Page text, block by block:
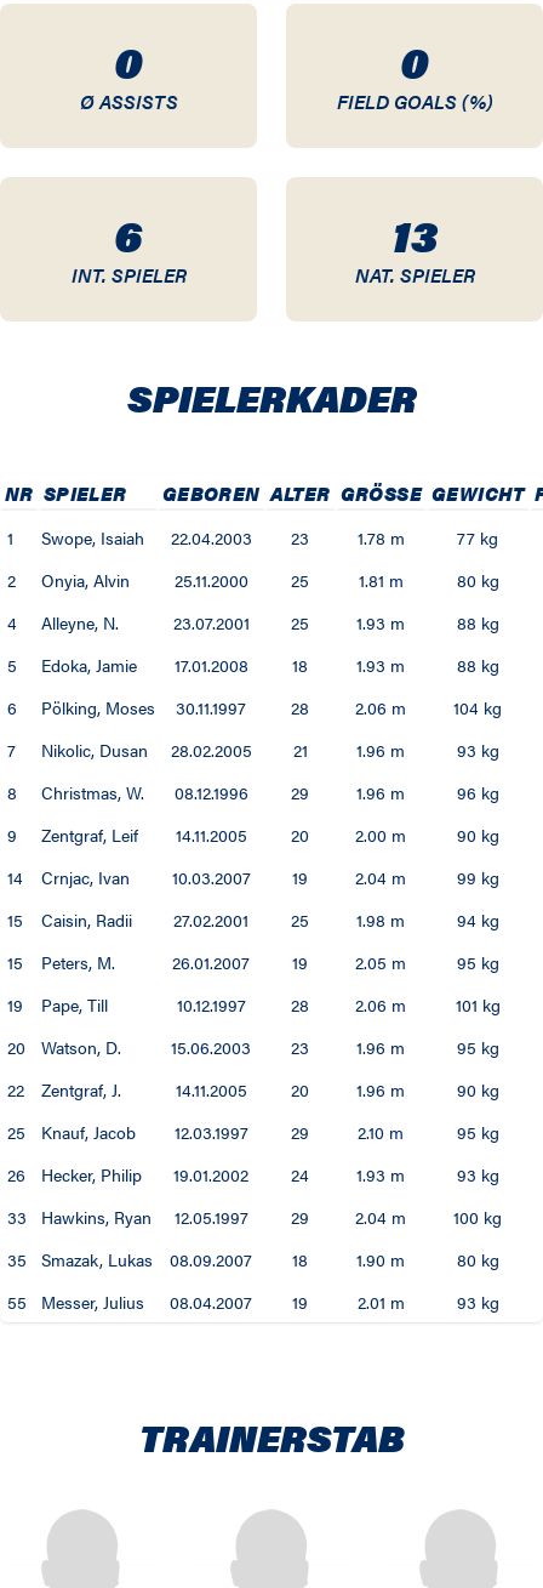
08 / 09
05 / 06
01 / 02
00 / 01
0
Ø ASSISTS
0
FIELD GOALS (%)
6
INT. SPIELER
13
NAT. SPIELER
SPIELER­KADER
NR SPIELER GEBOREN ALTER GRÖSSE GEWICHT
1 Swope, Isaiah 22.04.2003 23 1.78 m
77 kg
2
Onyia, Alvin 25.11.2000 25 1.81 m
80 kg
4
Alleyne, N. 23.07.2001 25 1.93 m
88 kg
5
Edoka, Jamie 17.01.2008 18 1.93 m
88 kg
6
Pölking, Moses 30.11.1997 28 2.06 m
104 kg
7
Nikolic, Dusan 28.02.2005 21 1.96 m
93 kg
8
Christmas, W. 08.12.1996 29 1.96 m
96 kg
9
Zentgraf, Leif 14.11.2005 20 2.00 m
90 kg
14
Crnjac, Ivan 10.03.2007 19 2.04 m
99 kg
15
Caisin, Radii 27.02.2001 25 1.98 m
94 kg
15
Peters, M. 26.01.2007 19 2.05 m
95 kg
19
Pape, Till 10.12.1997 28 2.06 m
101 kg
20
Watson, D. 15.06.2003 23 1.96 m
95 kg
22
Zentgraf, J. 14.11.2005 20 1.96 m
90 kg
25
Knauf, Jacob 12.03.1997 29 2.10 m
95 kg
26
Hecker, Philip 19.01.2002 24 1.93 m
93 kg
33
Hawkins, Ryan 12.05.1997 29 2.04 m
100 kg
35
Smazak, Lukas 08.09.2007 18 1.90 m
80 kg
55
Messer, Julius 08.04.2007 19 2.01 m 93 kg
TRAINERSTAB